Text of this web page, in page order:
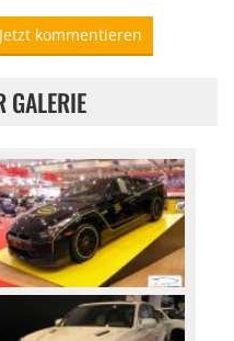
Jetzt kommentieren
GALERIE